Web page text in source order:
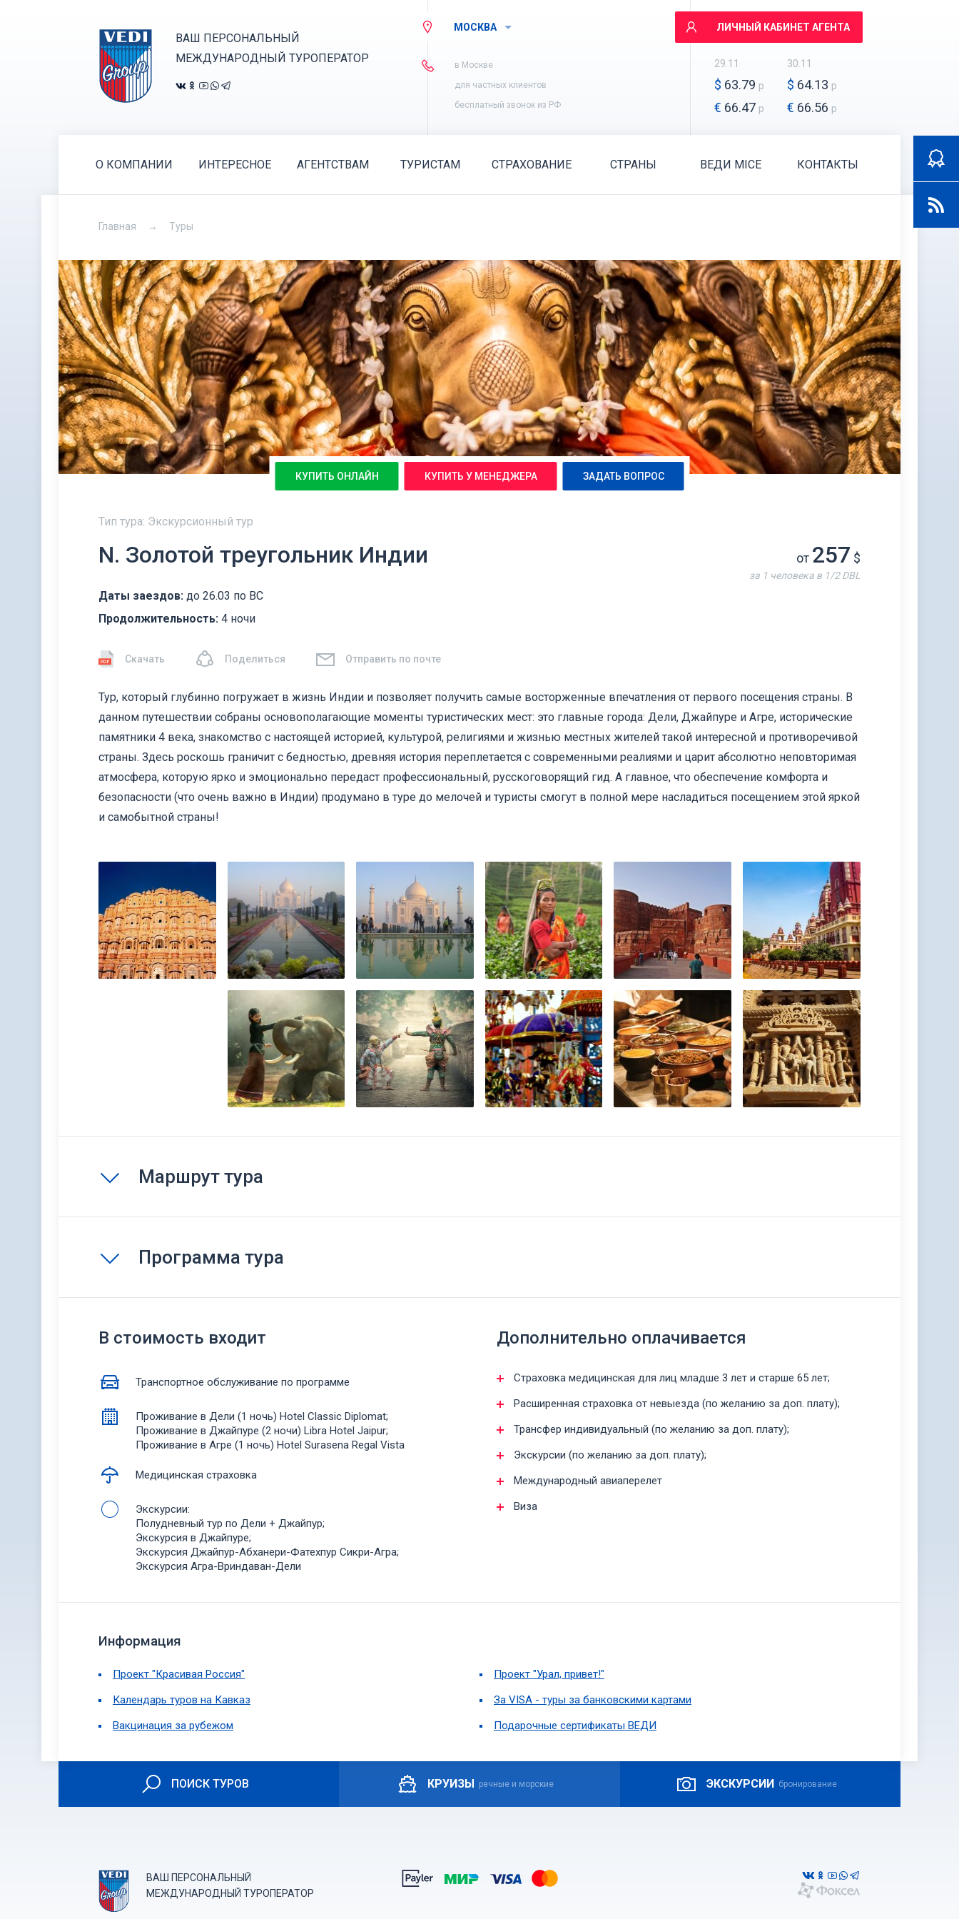
ВАШ ПЕРСОНАЛЬНЫЙ
МЕЖДУНАРОДНЫЙ ТУРОПЕРАТОР
МОСКВА
в Москве
для частных клиентов
бесплатный звонок из РФ
ЛИЧНЫЙ КАБИНЕТ АГЕНТА
29.11
$ 63.79 р
€ 66.47 р
30.11
$ 64.13 р
€ 66.56 р
О КОМПАНИИ ИНТЕРЕСНОЕ АГЕНТСТВАМ ТУРИСТАМ СТРАХОВАНИЕ СТРАНЫ ВЕДИ MICE КОНТАКТЫ
Главная Туры
КУПИТЬ ОНЛАЙН КУПИТЬ У МЕНЕДЖЕРА ЗАДАТЬ ВОПРОС
Тип тура: Экскурсионный тур
N. Золотой треугольник Индии
Даты заездов: до 26.03 по ВС
Продолжительность: 4 ночи
Скачать Поделиться Отправить по почте
от 257 $
за 1 человека в 1/2 DBL
Тур, который глубинно погружает в жизнь Индии и позволяет получить самые восторженные впечатления от первого посещения страны. В
данном путешествии собраны основополагающие моменты туристических мест: это главные города: Дели, Джайпуре и Агре, исторические
памятники 4 века, знакомство с настоящей историей, культурой, религиями и жизнью местных жителей такой интересной и противоречивой
страны. Здесь роскошь граничит с бедностью, древняя история переплетается с современными реалиями и царит абсолютно неповторимая
атмосфера, которую ярко и эмоционально передаст профессиональный, русскоговорящий гид. А главное, что обеспечение комфорта и
безопасности (что очень важно в Индии) продумано в туре до мелочей и туристы смогут в полной мере насладиться посещением этой яркой
и самобытной страны!
Маршрут тура
Программа тура
В стоимость входит
Транспортное обслуживание по программе
Проживание в Дели (1 ночь) Hotel Classic Diplomat;
Проживание в Джайпуре (2 ночи) Libra Hotel Jaipur;
Проживание в Агре (1 ночь) Hotel Surasena Regal Vista
Медицинская страховка
Экскурсии:
Полудневный тур по Дели + Джайпур;
Экскурсия в Джайпуре;
Экскурсия Джайпур-Абханери-Фатехпур Сикри-Агра;
Экскурсия Агра-Вриндаван-Дели
Дополнительно оплачивается
Страховка медицинская для лиц младше 3 лет и старше 65 лет;
Расширенная страховка от невыезда (по желанию за доп. плату);
Трансфер индивидуальный (по желанию за доп. плату);
Экскурсии (по желанию за доп. плату);
Международный авиаперелет
Виза
Информация
Проект "Красивая Россия"
Проект "Урал, привет!"
Календарь туров на Кавказ
За VISA - туры за банковскими картами
Вакцинация за рубежом
Подарочные сертификаты ВЕДИ
ПОИСК ТУРОВ КРУИЗЫ речные и морские ЭКСКУРСИИ бронирование
ВАШ ПЕРСОНАЛЬНЫЙ
МЕЖДУНАРОДНЫЙ ТУРОПЕРАТОР